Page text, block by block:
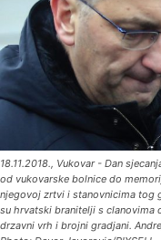
18.11.2018., Vukovar - Dan
od vukovarske bolnice do
njegovoj zrtvi i stanovnicima tog
su hrvatski branitelji s clanovima
drzavni vrh i brojni gradjani.